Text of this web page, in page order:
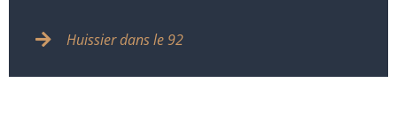
Huissier dans le 92